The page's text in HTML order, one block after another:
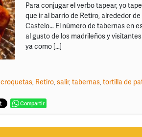
Para conjugar el verbo tapear, yo
que ir al barrio de Retiro, alrededor
Castelo… El número de tabernas en
al gusto de los madrileños y
ya como […]
croquetas Retiro salir, tabernas tortilla de
Compartir